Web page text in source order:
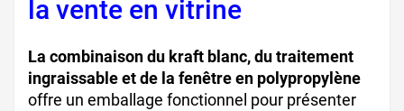
la vente en vitrine
La combinaison du kraft blanc, du traitement
ingraissable et de la fenêtre en polypropylène
offre un emballage fonctionnel pour présenter